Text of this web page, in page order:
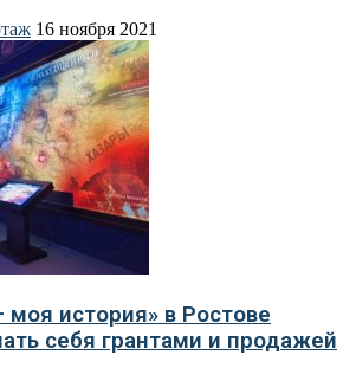
16 ноября 2021
моя история» в Ростове
себя грантами и продажей